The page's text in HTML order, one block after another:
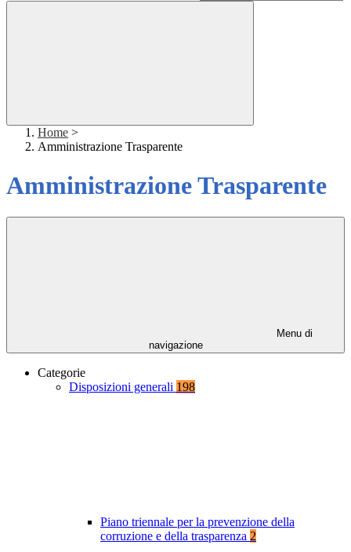
Home >
Amministrazione Trasparente
Amministrazione Trasparente
Menu di
navigazione
Categorie
Disposizioni generali 198
Piano triennale per la prevenzione della
corruzione e della trasparenza 2